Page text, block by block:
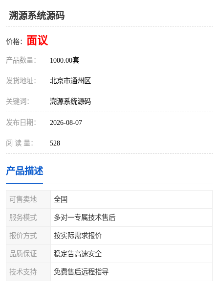
溯源系统源码
价格： 面议
产品数量： 1000.00套
发货地址： 北京市通州区
关键词： 溯源系统源码
发布日期： 2026-08-07
阅 读 量： 528
产品描述
可售卖地 全国
服务模式 多对一专属技术售后
报价方式 按实际需求报价
品质保证 稳定告高速安全
技术支持 免费售后远程指导
印刷厂erp系统
制衣厂erp系统